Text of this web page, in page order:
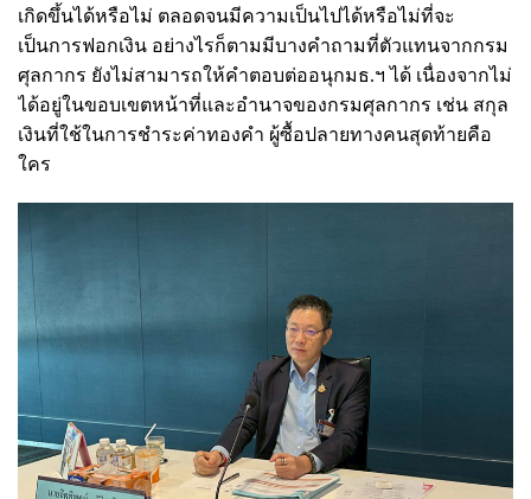
เกิดขึ้นได้หรือไม่ ตลอดจนมีความเป็นไปได้หรือไม่ที่จะ
เป็นการฟอกเงิน อย่างไรก็ตามมีบางคำถามที่ตัวแทนจากกรม
ศุลกากร ยังไม่สามารถให้คำตอบต่ออนุกมธ.ฯ ได้ เนื่องจากไม่
ได้อยู่ในขอบเขตหน้าที่และอำนาจของกรมศุลกากร เช่น สกุล
เงินที่ใช้ในการชำระค่าทองคำ ผู้ซื้อปลายทางคนสุดท้ายคือ
ใคร